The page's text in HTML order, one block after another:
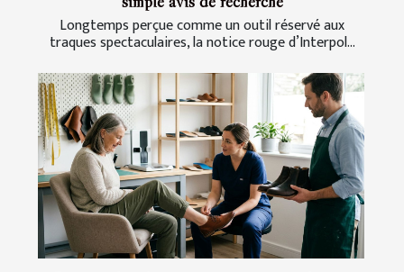
Longtemps perçue comme un outil réservé aux
traques spectaculaires, la notice rouge d’Interpol...